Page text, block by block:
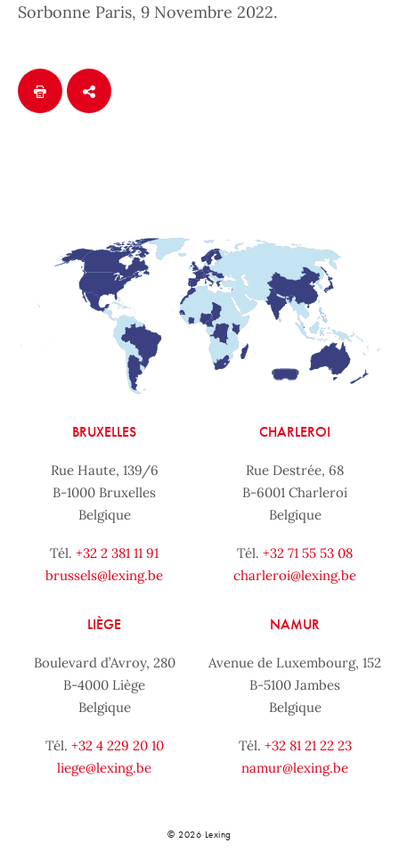
Sorbonne Paris, 9 Novembre 2022.
BRUXELLES
Rue Haute, 139/6
B-1000 Bruxelles
Belgique
Tél. +32 2 381 11 91
brussels@lexing.be
CHARLEROI
Rue Destrée, 68
B-6001 Charleroi
Belgique
Tél. +32 71 55 53 08
charleroi@lexing.be
LIÈGE
Boulevard d’Avroy, 280
B-4000 Liège
Belgique
Tél. +32 4 229 20 10
liege@lexing.be
NAMUR
Avenue de Luxembourg, 152
B-5100 Jambes
Belgique
Tél. +32 81 21 22 23
namur@lexing.be
© 2026 Lexing